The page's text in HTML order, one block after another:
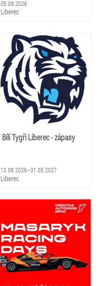
05.09.2026
Liberec
Bílí Tygři Liberec - zápasy
13.08.2026–31.05.2027
Liberec